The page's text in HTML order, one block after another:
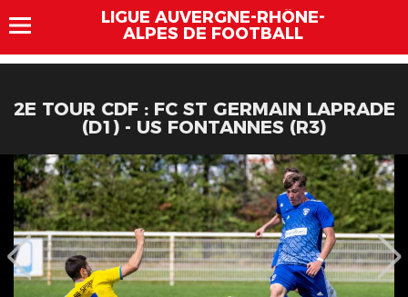
LIGUE AUVERGNE-RHÔNE-
ALPES DE FOOTBALL
2E TOUR CDF : FC ST GERMAIN LAPRADE
(D1) - US FONTANNES (R3)